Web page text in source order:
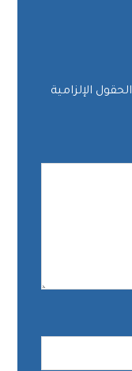
الحقول الإلزامية